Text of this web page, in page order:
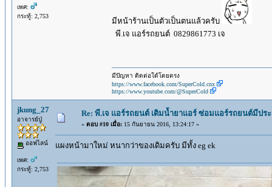
เพศ:
กระทู้: 2,753
มีหน้าร้านเป็นตัวเป็นตนแล้วครับ
พี.เจ แอร์รถยนต์ 0829861773 เจ
มีปัญหา ติดต่อใด้โดยตรง
https://www.facebook.com/SuperCold.cnx
https://www.youtube.com/@SuperCold
jkung_27
อาจารย์ปู่
ออฟไลน์
เพศ:
กระทู้: 2,753
Re: พี.เจ แอร์รถยนต์ เติมน้ำยาแอร์ ซ่อมแอร์รถยนต์มีปร
« ตอบ #10 เมื่อ: 15 กันยายน 2016, 13:24:17 »
แผงหน้ามาใหม่ หนากว่าของเดิมครับ มีทั้ง eg ek